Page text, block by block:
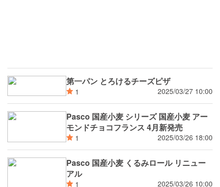
第一パン とろけるチーズピザ
1 2025/03/27 10:00
Pasco 国産小麦 シリーズ 国産小麦 アー
モンドチョコフランス 4月新発売
1 2025/03/26 18:00
Pasco 国産小麦 くるみロール リニュー
アル
1 2025/03/26 10:00